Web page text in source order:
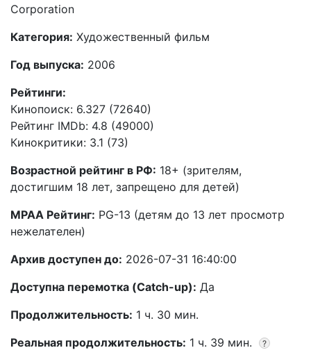
Corporation
Категория: Художественный фильм
Год выпуска: 2006
Рейтинги:
Кинопоиск: 6.327 (72640)
Рейтинг IMDb: 4.8 (49000)
Кинокритики: 3.1 (73)
Возрастной рейтинг в РФ: 18+ (зрителям,
достигшим 18 лет, запрещено для детей)
MPAA Рейтинг: PG-13 (детям до 13 лет просмотр
нежелателен)
Архив доступен до: 2026-07-31 16:40:00
Доступна перемотка (Catch-up): Да
Продолжительность: 1 ч. 30 мин.
Реальная продолжительность: 1 ч. 39 мин. ?